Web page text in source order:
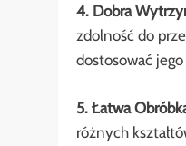
4. Dobra
zdolność do
dostosować
5. Łatwa
różnych